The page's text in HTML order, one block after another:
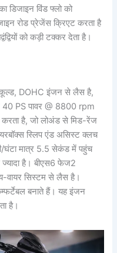
डिजाइन विंड फ्लो को
रोड प्रेजेंस क्रिएट करता है
को कड़ी टक्कर देता है।
कूल्ड, DOHC इंजन से लैस है,
40 PS पावर @ 8800 rpm
है, जो लोअंड से मिड-रेंज
स्लिप एंड असिस्ट क्लच
घंटा मात्र 5.5 सेकंड में पहुंच
ज्यादा है। बीएस6 फेज2
वायर सिस्टम से लैस है।
बनाते हैं। यह इंजन
है।